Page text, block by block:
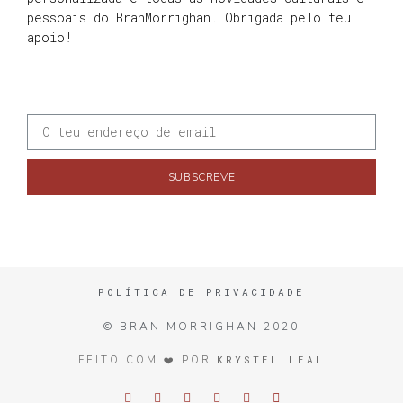
pessoais do BranMorrighan. Obrigada pelo teu
apoio!
SUBSCREVE
POLÍTICA DE PRIVACIDADE
© BRAN MORRIGHAN 2020
FEITO COM ❤️ POR KRYSTEL LEAL